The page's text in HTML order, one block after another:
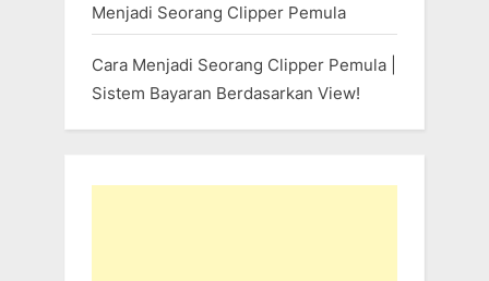
Menjadi Seorang Clipper Pemula
Cara Menjadi Seorang Clipper Pemula |
Sistem Bayaran Berdasarkan View!